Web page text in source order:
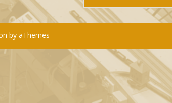
by aThemes